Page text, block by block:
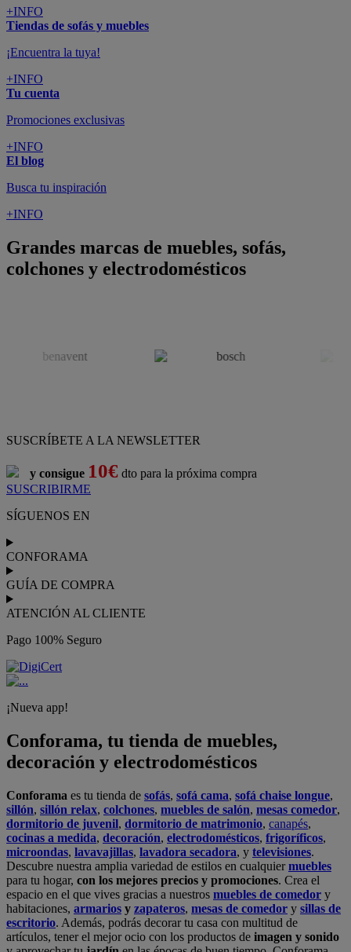
+INFO
Tiendas de sofás y muebles
¡Encuentra la tuya!
+INFO
Tu cuenta
Promociones exclusivas
+INFO
El blog
Busca tu inspiración
+INFO
Grandes marcas de muebles, sofás,
colchones y electrodomésticos
SUSCRÍBETE A LA NEWSLETTER
y consigue 10€ dto para la próxima compra
SUSCRIBIRME
SÍGUENOS EN
CONFORAMA
GUÍA DE COMPRA
ATENCIÓN AL CLIENTE
Pago 100% Seguro
¡Nueva app!
Conforama, tu tienda de muebles,
decoración y electrodomésticos
Conforama es tu tienda de sofás, sofá cama, sofá chaise longue,
sillón, sillón relax, colchones, muebles de salón, mesas comedor,
dormitorio de juvenil, dormitorio de matrimonio, canapés,
cocinas a medida, decoración, electrodomésticos, frigoríficos,
microondas, lavavajillas, lavadora secadora, y televisiones.
Descubre nuestra amplia variedad de estilos en cualquiermuebles
para tu hogar, con los mejores precios y promociones. Crea el
espacio en el que vives gracias a nuestros muebles de comedor y
habitaciones, armarios y zapateros, mesas de comedor y sillas de
escritorio. Además, podrás decorar tu casa con multitud de
artículos, tener el mejor ocio con los productos de imagen y sonido